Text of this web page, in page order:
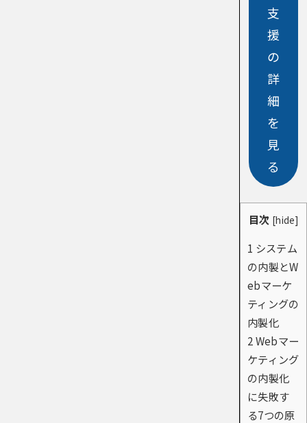
支
援
の
詳
細
を
見
る
目次 [hide]
1 システム
の内製とW
ebマーケ
ティングの
内製化
2Webマー
ケティング
の内製化
に失敗す
る7つの原